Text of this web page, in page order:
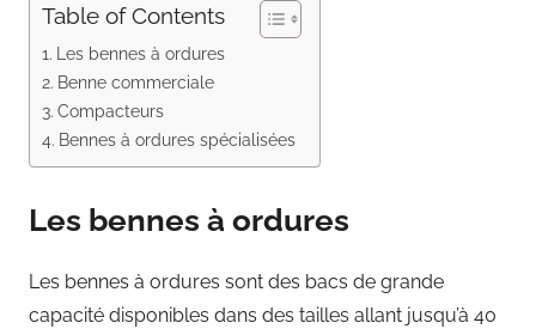
Table of Contents
Les bennes à ordures
Benne commerciale
Compacteurs
Bennes à ordures spécialisées
Les bennes à ordures
Les bennes à ordures sont des bacs de grande
capacité disponibles dans des tailles allant jusqu’à 40